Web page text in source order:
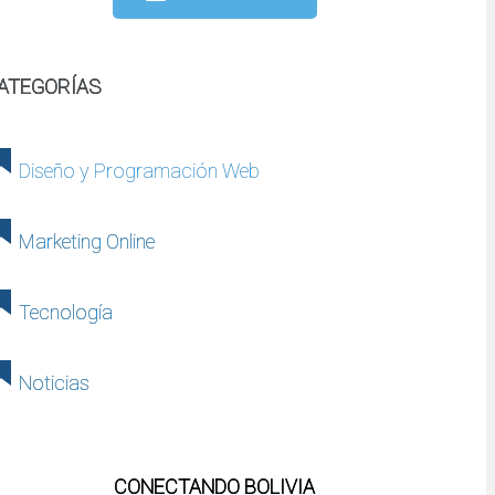
Diseño y Programación Web
Marketing Online
Tecnología
Noticias
CONECTANDO BOLIVIA